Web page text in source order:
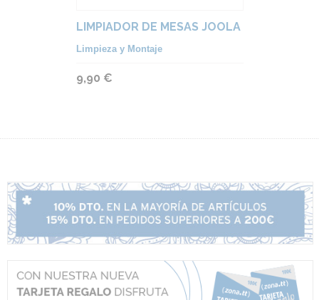
LIMPIADOR DE MESAS JOOLA
Limpieza y Montaje
9,90 €